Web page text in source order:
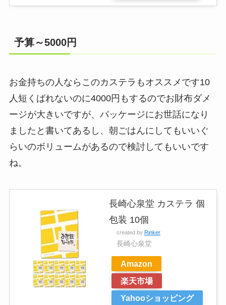
予算～5000円
お金持ちの人ならこのカステラもオススメです10
人短くばれないのに4000円もするのでお財布ダメ
ージが大きいですが、パッケージにお世話になり
ましたと書いてあるし、朝ごはんにしてもいいぐ
らいのボリュームがあるので検討してもいいです
ね。
長崎心泉堂 カステラ 個
包装 10個
created by Rinker
長崎心泉堂
Amazon
楽天市場
Yahooショッピング